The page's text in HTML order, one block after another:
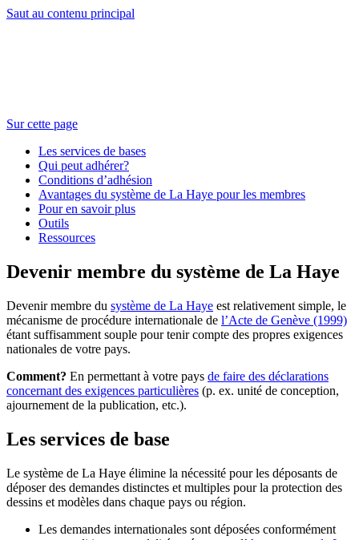
Saut au contenu principal
Sur cette page
Les services de bases
Qui peut adhérer?
Conditions d’adhésion
Avantages du système de La Haye pour les membres
Pour en savoir plus
Outils
Ressources
Devenir membre du système de La Haye
Devenir membre du système de La Haye est relativement simple, le
mécanisme de procédure internationale de l’Acte de Genève (1999)
étant suffisamment souple pour tenir compte des propres exigences
nationales de votre pays.
Comment? En permettant à votre pays de faire des déclarations
concernant des exigences particulières (p. ex. unité de conception,
ajournement de la publication, etc.).
Les services de base
Le système de La Haye élimine la nécessité pour les déposants de
déposer des demandes distinctes et multiples pour la protection des
dessins et modèles dans chaque pays ou région.
Les demandes internationales sont déposées conformément